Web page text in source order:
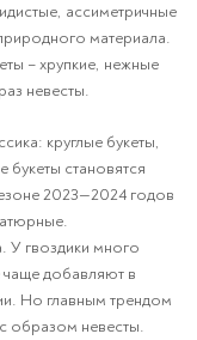
ассиметричные
материала.
– хрупкие, нежные
невесты.
круглые букеты,
букеты становятся
2023—2024 годов
У гвоздики много
чаще добавляют в
Но главным трендом
образом невесты.